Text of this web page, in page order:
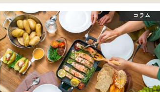
コラム